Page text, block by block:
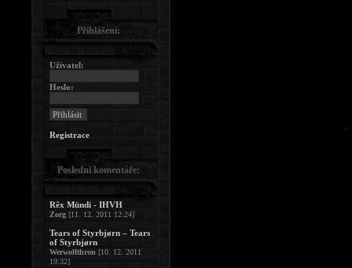
Přihlášení:
Uživatel:
Heslo:
Registrace
Poslední komentáře:
Rêx Mündi - IHVH
Zorg [11. 12. 2011 12:24]
Tears of Styrbjørn – Tears
of Styrbjørn
Werwolfthron [10. 12. 2011
19:32]